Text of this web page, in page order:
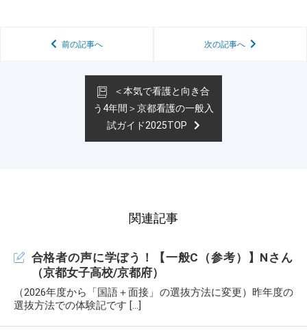
前の記事へ 次の記事へ
＜本気で看護と向き合
う4年間＞京都看護の一般入
試ガイド2025TOP
関連記事
合格者の声に学ぼう！【一般C（参考）】Nさん
（京都女子高校/京都府）
（2026年度から「国語＋面接」の選抜方法に変更）昨年度の
選抜方法での体験記です […]